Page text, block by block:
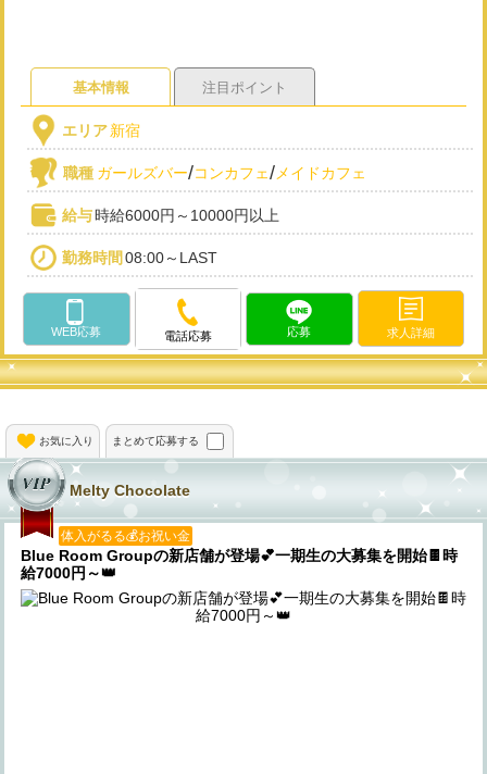
基本情報 注目ポイント
エリア新宿
職種 ガールズバー/コンカフェ/ メイドカフェ
給与時給6000円～10000円以上
勤務時間 08:00～LAST
WEB応募 電話応募 応募 求人詳細
お気に入り まとめて応募する
Melty Chocolate
体入がるる💰お祝い金
Blue Room Groupの新店舗が登場💕一期生の大募集を開始🍫時
給7000円～👑